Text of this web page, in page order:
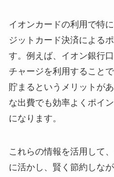
イオンカードの利用で特
ジットカード決済による
す。例えば、イオン銀行
チャージを利用すること
貯まるというメリットが
な出費でも効率よくポイ
になります。
これらの情報を活用して
に活かし、賢く節約しな